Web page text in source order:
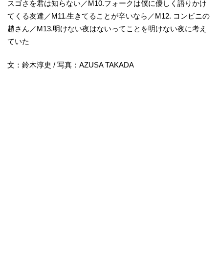
スゴさを君は知らない／M10.フォークは僕に優しく語りかけ
てくる友達／M11.生きてることが辛いなら／M12. コンビニの
趙さん／M13.明けない夜はないってことを明けない夜に考え
ていた
文：鈴木淳史 / 写真：AZUSA TAKADA